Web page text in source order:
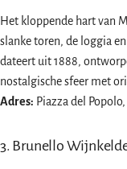
Het kloppende hart van
slanke toren, de loggia
dateert uit 1888,
nostalgische sfeer met
Adres: Piazza del
3. Brunello